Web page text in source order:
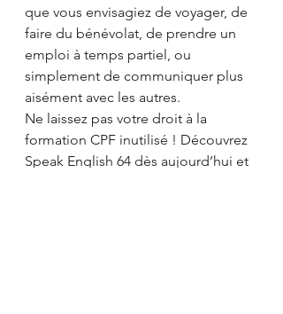
que vous envisagiez de voyager, de
faire du bénévolat, de prendre un
emploi à temps partiel, ou
simplement de communiquer plus
aisément avec les autres.
Ne laissez pas votre droit à la
formation CPF inutilisé ! Découvrez
Speak English 64 dès aujourd’hui et